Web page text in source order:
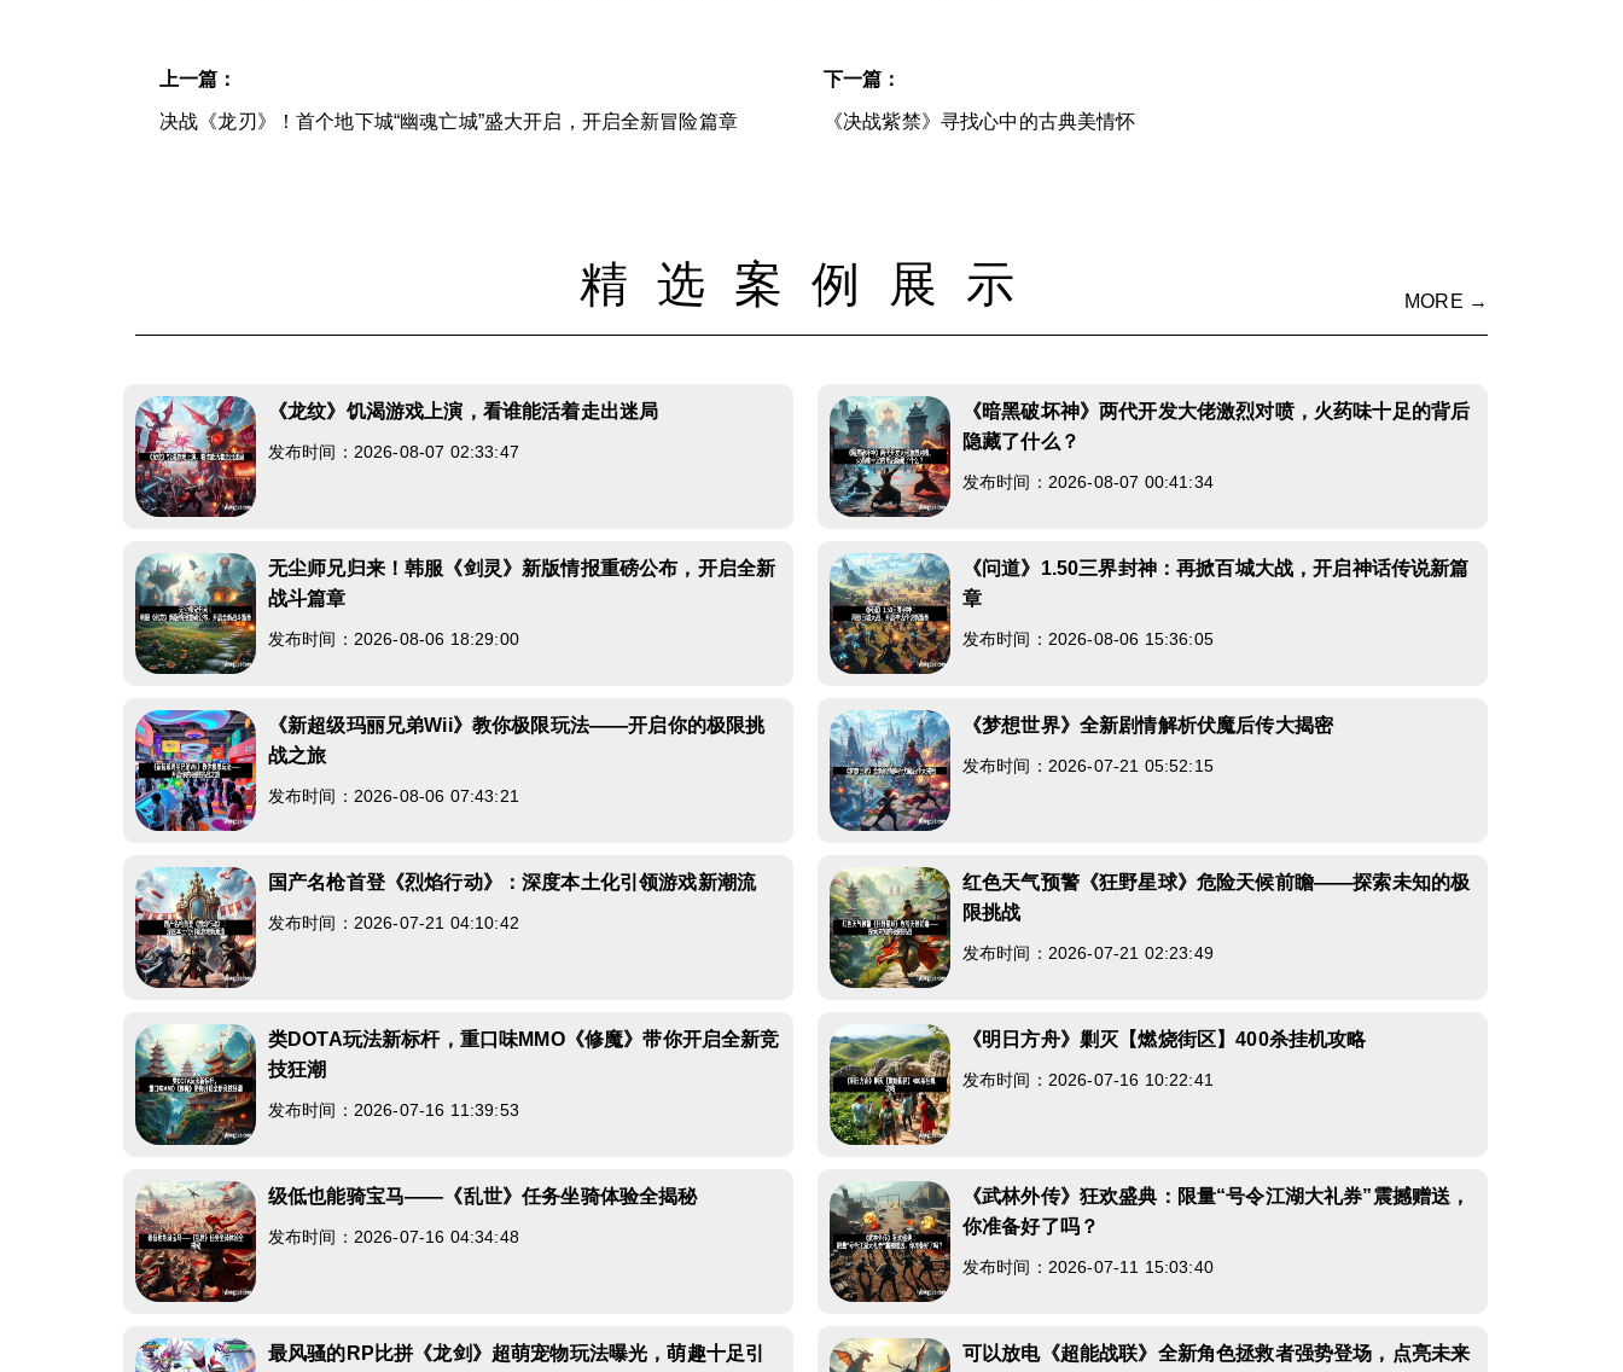
上一篇：
决战《龙刃》！首个地下城“幽魂亡城”盛大开启，开启全新冒险篇章
下一篇：
《决战紫禁》寻找心中的古典美情怀
精选案例展示 MORE →
《龙纹》饥渴游戏上演，看谁能活着走出迷局
发布时间：2026-08-07 02:33:47
《暗黑破坏神》两代开发大佬激烈对喷，火药味十足的背后
隐藏了什么？
发布时间：2026-08-07 00:41:34
无尘师兄归来！韩服《剑灵》新版情报重磅公布，开启全新
战斗篇章
发布时间：2026-08-06 18:29:00
《问道》1.50三界封神：再掀百城大战，开启神话传说新篇
章
发布时间：2026-08-06 15:36:05
《新超级玛丽兄弟Wii》教你极限玩法——开启你的极限挑
战之旅
发布时间：2026-08-06 07:43:21
《梦想世界》全新剧情解析伏魔后传大揭密
发布时间：2026-07-21 05:52:15
国产名枪首登《烈焰行动》：深度本土化引领游戏新潮流
发布时间：2026-07-21 04:10:42
红色天气预警《狂野星球》危险天候前瞻——探索未知的极
限挑战
发布时间：2026-07-21 02:23:49
类DOTA玩法新标杆，重口味MMO《修魔》带你开启全新竞
技狂潮
发布时间：2026-07-16 11:39:53
《明日方舟》剿灭【燃烧街区】400杀挂机攻略
发布时间：2026-07-16 10:22:41
级低也能骑宝马——《乱世》任务坐骑体验全揭秘
发布时间：2026-07-16 04:34:48
《武林外传》狂欢盛典：限量“号令江湖大礼券”震撼赠送，
你准备好了吗？
发布时间：2026-07-11 15:03:40
最风骚的RP比拼《龙剑》超萌宠物玩法曝光，萌趣十足引 可以放电《超能战联》全新角色拯救者强势登场，点亮未来